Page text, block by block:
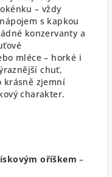
– vždy
s kapkou
konzervanty a
mléce – horké i
chuť,
krásně zjemní
charakter.
oříškem –